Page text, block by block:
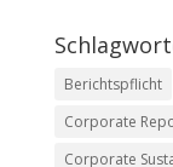
Berichtspflicht
Corporate
Corporate